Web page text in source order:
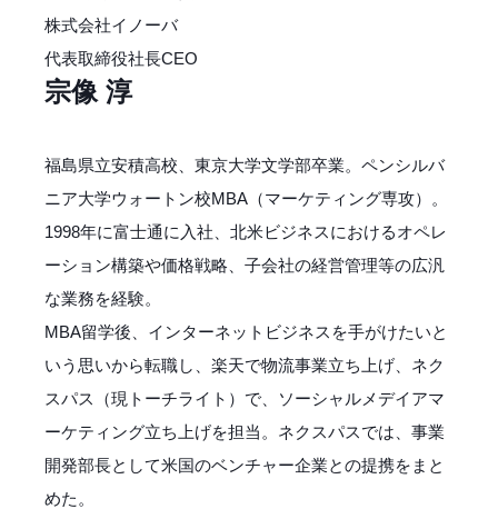
株式会社イノーバ
代表取締役社長CEO
宗像 淳
福島県立安積高校、東京大学文学部卒業。ペンシルバ
ニア大学ウォートン校MBA（マーケティング専攻）。
1998年に富士通に入社、北米ビジネスにおけるオペレ
ーション構築や価格戦略、子会社の経営管理等の広汎
な業務を経験。
MBA留学後、インターネットビジネスを手がけたいと
いう思いから転職し、楽天で物流事業立ち上げ、ネク
スパス（現トーチライト）で、ソーシャルメデイアマ
ーケティング立ち上げを担当。ネクスパスでは、事業
開発部長として米国のベンチャー企業との提携をまと
めた。